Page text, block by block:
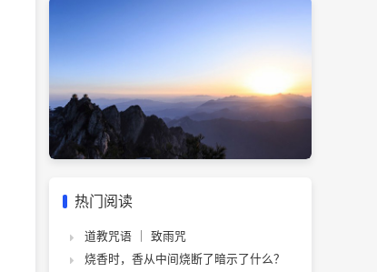
热门阅读
道教咒语 ｜ 致雨咒
烧香时，香从中间烧断了暗示了什么？